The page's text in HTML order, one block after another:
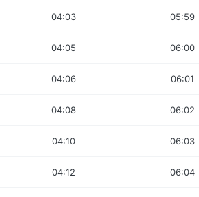
04:03 05:59
04:05 06:00
04:06 06:01
04:08 06:02
04:10 06:03
04:12 06:04